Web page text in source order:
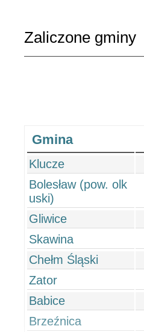
Zaliczone gminy
Gmina
Klucze
Bolesław (pow. olk
uski)
Gliwice
Skawina
Chełm Śląski
Zator
Babice
Brzeźnica